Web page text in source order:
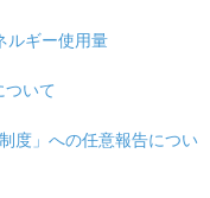
ルギー使用量
ついて
度」への任意報告につい